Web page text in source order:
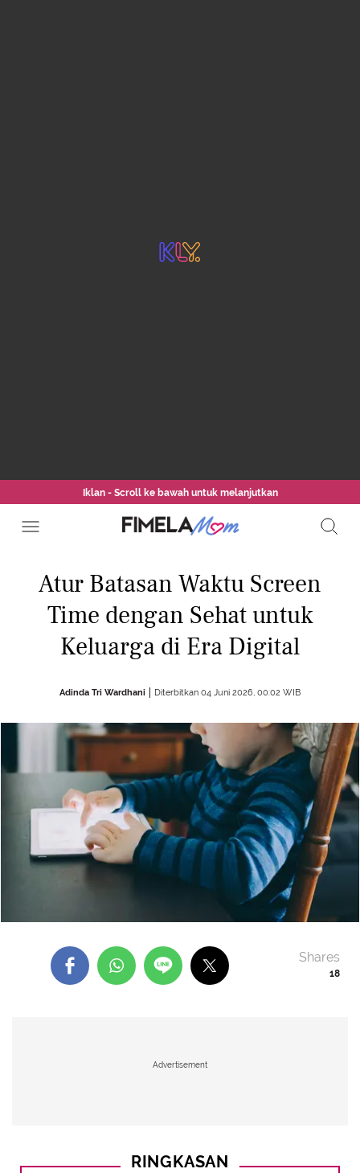
Iklan - Scroll ke bawah untuk melanjutkan
Atur Batasan Waktu Screen
Time dengan Sehat untuk
Keluarga di Era Digital
Adinda Tri Wardhani Diterbitkan 04 Juni 2026, 00:02 WIB
18
Shares
Advertisement
RINGKASAN